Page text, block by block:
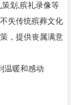
划,殡礼录像等
失传统殡葬文化
，提供丧属满意
温暖和感动